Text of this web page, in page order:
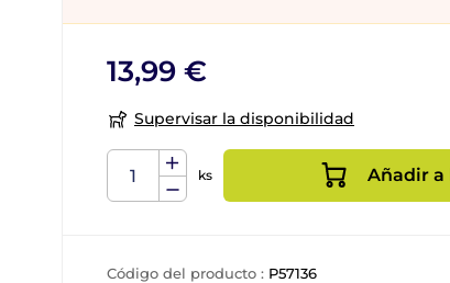
13,99 €
Supervisar la disponibilidad
ks Añadir a
Código del producto : P57136